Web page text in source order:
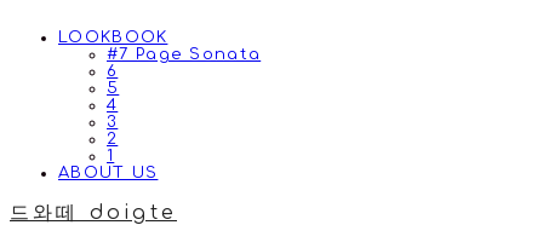
LOOKBOOK
#7 Page Sonata
6
5
4
3
2
1
ABOUT US
드와떼 doigte